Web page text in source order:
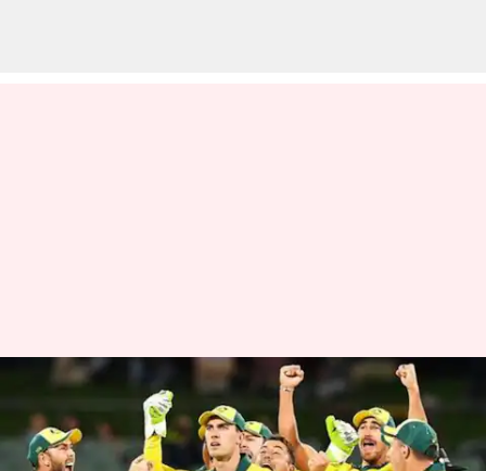
IPL 2020: कोरोना वायरस के चलते
IPL कॉन्ट्रैक्ट छोड़ सकते हैं
ऑस्ट्रेलियाई खिलाड़ी